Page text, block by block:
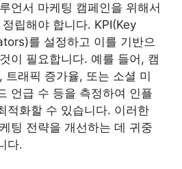
언서 마케팅 캠페인을 위해서
립해야 합니다. KPI(Key
를 설정하고 이를 기반으
이 필요합니다. 예를 들어, 캠
트래픽 증가율, 또는 소셜 미
언급 수 등을 측정하여 인플
적화할 수 있습니다. 이러한
팅 전략을 개선하는 데 귀중
다.